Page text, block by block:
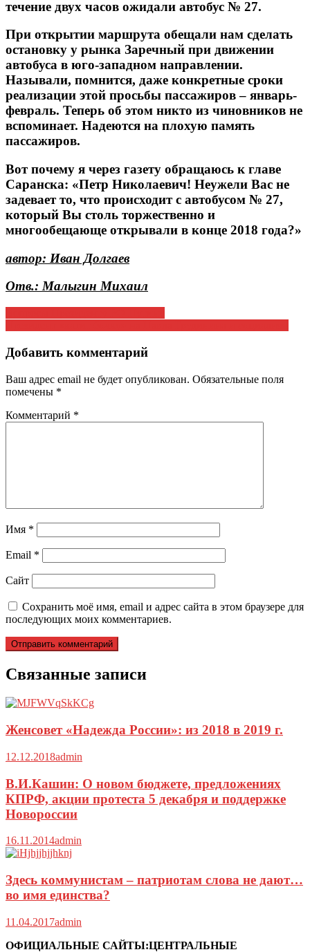
течение двух часов ожидали автобус № 27.
При открытии маршрута обещали нам сделать
остановку у рынка Заречный при движении
автобуса в юго-западном направлении.
Называли, помнится, даже конкретные сроки
реализации этой просьбы пассажиров – январь-
февраль. Теперь об этом никто из чиновников не
вспоминает. Надеются на плохую память
пассажиров.
Вот почему я через газету обращаюсь к главе
Саранска: «Петр Николаевич! Неужели Вас не
задевает то, что происходит с автобусом № 27,
который Вы столь торжественно и
многообещающе открывали в конце 2018 года?»
автор: Иван Долгаев
Отв.: Малыгин Михаил
Навигация
по
записям
Добавить комментарий
Ваш адрес email не будет опубликован. Обязательные поля
помечены *
Комментарий *
Имя *
Email *
Сайт
Сохранить моё имя, email и адрес сайта в этом браузере для
последующих моих комментариев.
Связанные записи
Женсовет «Надежда России»: из 2018 в 2019 г.
12.12.2018admin
В.И.Кашин: О новом бюджете, предложениях
КПРФ, акции протеста 5 декабря и поддержке
Новороссии
16.11.2014admin
Здесь коммунистам – патриотам слова не дают…
во имя единства?
11.04.2017admin
ОФИЦИАЛЬНЫЕ САЙТЫ:ЦЕНТРАЛЬНЫЕ